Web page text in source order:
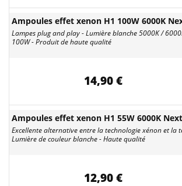
Ampoules effet xenon H1 100W 6000K
Lampes plug and play - Lumière blanche 5000K /
100W - Produit de haute qualité
14,90 €
Ampoules effet xenon H1 55W 6000K
Excellente alternative entre la technologie xénon et la
Lumière de couleur blanche - Haute qualité
12,90 €